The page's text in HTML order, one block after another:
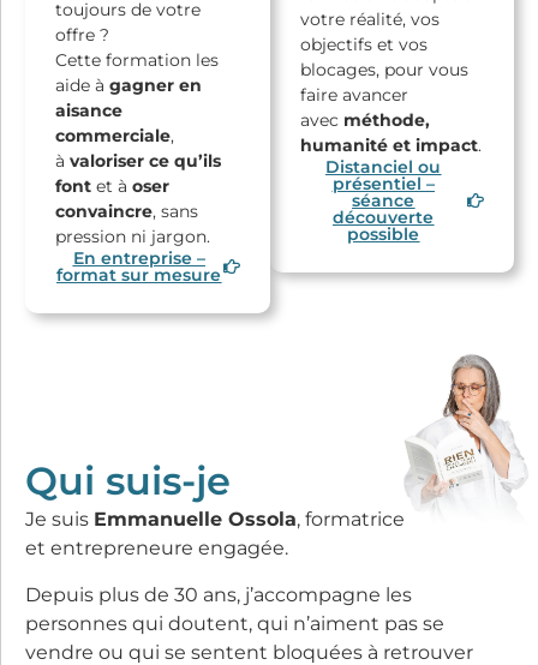
votre réalité, vos
objectifs et vos
blocages, pour vous
faire avancer
avec méthode,
humanité et impact.
Distanciel ou
présentiel –
séance
découverte
possible
toujours de votre
offre ?
Cette formation les
aide à gagner en
aisance
commerciale,
à valoriser ce qu’ils
font et à oser
convaincre, sans
pression ni jargon.
En entreprise –
format sur mesure
Qui suis-je
Je suis Emmanuelle Ossola, formatrice
et entrepreneure engagée.
Depuis plus de 30 ans, j’accompagne les
personnes qui doutent, qui n’aiment pas se
vendre ou qui se sentent bloquées à retrouver